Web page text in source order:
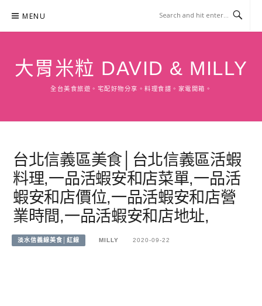
content
MENU
大胃米粒 DAVID & MILLY
全台美食旅遊。宅配好物分享。料理食譜。家電開箱。
台北信義區美食│台北信義區活蝦
料理,一品活蝦安和店菜單,一品活
蝦安和店價位,一品活蝦安和店營
業時間,一品活蝦安和店地址,
淡水信義線美食│紅線 MILLY 2020-09-22